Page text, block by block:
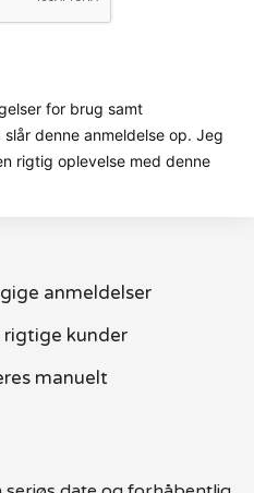
for brug samt
denne anmeldelse op. Jeg
rigtig oplevelse med denne
anmeldelser
rigtige kunder
manuelt